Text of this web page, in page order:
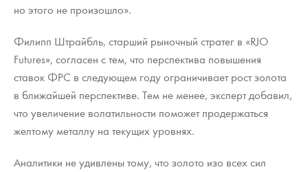
Флот: ледоколы и корабли
Жетоны "Необыкновенные обитатели глубин"
Ювелирные изделия
Русская нумизматика
Золотая карманная галерея
Политика конфиденциальности
Политика использования Cookies
Положение по обработке и защите персональных данных
но этого не произошло».
Филипп Штрайбль, старший рыночный стратег в «RJO
Futures», согласен с тем, что перспектива повышения
ставок ФРС в следующем году ограничивает рост золота
в ближайшей перспективе. Тем не менее, эксперт добавил,
что увеличение волатильности поможет продержаться
желтому металлу на текущих уровнях.
Аналитики не удивлены тому, что золото изо всех сил